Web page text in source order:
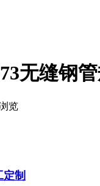
无缝钢
览
制